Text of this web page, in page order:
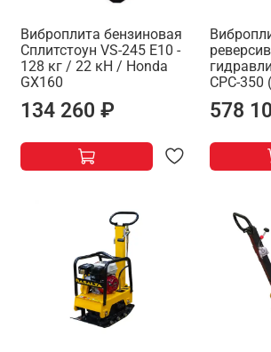
Виброплита бензиновая
Сплитстоун VS-245 E10 -
128 кг / 22 кН / Honda
GX160
134 260 ₽
CPC-350
578